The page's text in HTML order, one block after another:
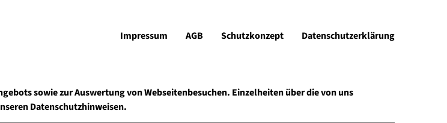
Impressum AGB Schutzkonzept Datenschutzerklärung
sowie zur Auswertung von Webseitenbesuchen. Einzelheiten über die von uns
Datenschutzhinweisen.